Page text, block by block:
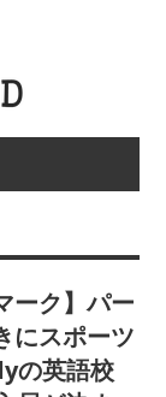
ーク】パー
にスポーツ
の英語校